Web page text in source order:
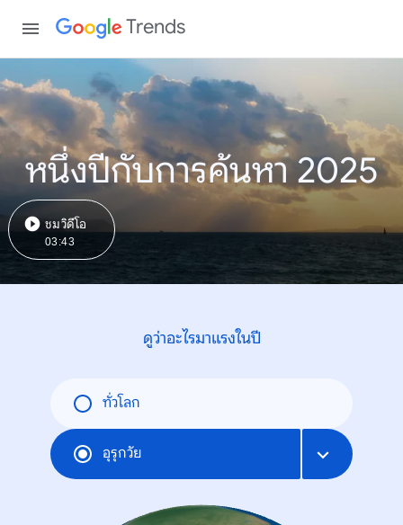
Trends
หนึ่งปีกับการค้นหา 2025
ชมวิดีโอ
03:43
ดูว่าอะไรมาแรงในปี
ทั่วโลก
อุรุกวัย